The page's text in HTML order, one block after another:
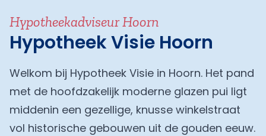
Hypotheekadviseur Hoorn
Hypotheek Visie Hoorn
Welkom bij Hypotheek Visie in Hoorn. Het pand
met de hoofdzakelijk moderne glazen pui ligt
middenin een gezellige, knusse winkelstraat
vol historische gebouwen uit de gouden eeuw.